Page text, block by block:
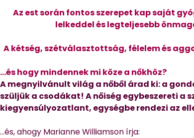
Az est során fontos szerepet kap saját
lelkeddel és legteljesebb
A kétség, szétválasztottság, félelem és
…és hogy mindennek mi köze a nőkhöz?
A megnyilvánult világ a nőből árad ki: a
szüljük a csodákat! A nőiség egybeszereti
kiegyensúlyozatlant, egységbe rendezi az
…és, ahogy Marianne Williamson írja: